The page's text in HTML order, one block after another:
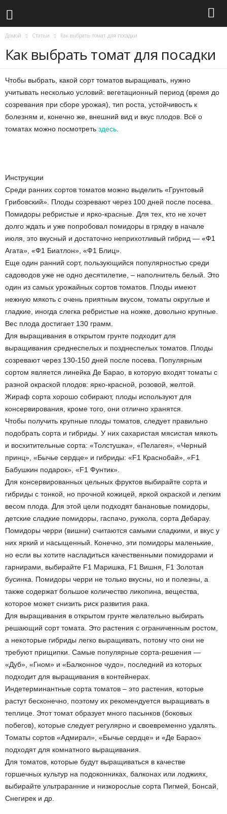
Домой Статьи Как выбрать томат для посадки
Как выбрать томат для посадки
Чтобы выбрать, какой сорт томатов выращивать, нужно
учитывать несколько условий: вегетационный период (время до
созревания при сборе урожая), тип роста, устойчивость к
болезням и, конечно же, внешний вид и вкус плодов. Всё о
томатах можно посмотреть здесь
Инструкции
Среди ранних сортов томатов можно выделить «Грунтовый
Грибовский». Плоды созревают через 100 дней после посева.
Помидоры ребристые и ярко-красные. Для тех, кто не хочет
долго ждать и уже попробовал помидоры в грядку в начале
июля, это вкусный и достаточно неприхотливый гибрид — «Ф1
Агата», «Ф1 Биатлон», «Ф1 Блиц».
Еще один ранний сорт, пользующийся популярностью среди
садоводов уже не одно десятилетие, – наполнитель белый. Это
один из самых урожайных сортов томатов. Плоды имеют
нежную мякоть с очень приятным вкусом, томаты округлые и
гладкие, иногда слегка ребристые на ножке, довольно крупные.
Вес плода достигает 130 грамм.
Для выращивания в открытом грунте подходит для
выращивания среднеспелых и позднеспелых томатов. Плоды
созревают через 130-150 дней после посева. Популярным
сортом является линейка Де Барао, в которую входят томаты с
разной окраской плодов: ярко-красной, розовой, желтой.
Жираф сорта хорошо собирают, плоды используют для
консервирования, кроме того, они отлично хранятся.
Чтобы получить крупные плоды томатов, следует правильно
подобрать сорта и гибриды. У них сахаристая мясистая мякоть
и восхитительные сорта: «Толстушка», «Пелагея», «Черный
принц», «Бычье сердце» и гибриды: «F1 Краснобай», «F1
Бабушкин подарок», «F1 Фунтик».
Для консервированных цельных фруктов выбирайте сорта и
гибриды с тонкой, но прочной кожицей, яркой окраской и легким
весом плода. Для этой цели подходят банановые помидоры,
детские сладкие помидоры, гаспачо, руккола, сорта Дебарау.
Помидоры черри (вишни) считаются самыми сладкими, и вкус у
них яркий и насыщенный. Конечно, эти помидоры маленькие,
но если вы хотите насладиться качественными помидорами и
гарнирами, выбирайте F1 Маришка, F1 Вишня, F1 Золотая
бусинка. Помидоры черри не только вкусны, но и полезны, а
также содержат большое количество ликопина, вещества,
которое может снизить риск развития рака.
Для выращивания в открытом грунте желательно выбирать
решающий сорт томата. Это растения с ограниченным ростом,
а некоторые гибриды легко выращивать, потому что они не
требуют прищипки. Самые популярные сорта-решения —
«Дуб», «Гном» и «Балконное чудо», последний из которых
подходит для выращивания в контейнерах.
Индетерминантные сорта томатов – это растения, которые
растут бесконечно, поэтому их рекомендуется выращивать в
теплице. Этот томат образует много пасынков (боковых
побегов), которые следует регулярно и своевременно удалять.
Томаты сортов «Адмирал», «Бычье сердце» и «Де Барао»
подходят для комнатного выращивания.
Для томатов, которые будут выращиваться в качестве
горшечных культур на подоконниках, балконах или лоджиях,
выбирайте ультраранние и низкорослые сорта Пигмей, Бонсай,
Снегирек и др.